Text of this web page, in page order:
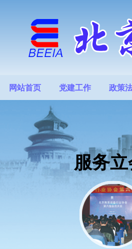
网站首页 党建工作 政策
服务